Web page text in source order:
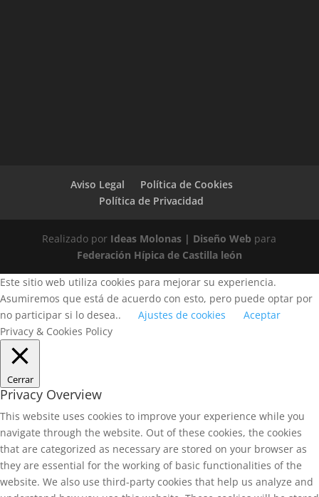
Aviso Legal
Política de Cookies
Política de Privacidad
Realizado por Ideas Molonas | Diseño Web para
Federación Hípica de Castilla león
Este sitio web utiliza cookies para mejorar su experiencia.
Asumiremos que está de acuerdo con esto, pero puede optar por
no participar si lo desea..
Ajustes de cookies
Aceptar
Privacy & Cookies Policy
Cerrar
Privacy Overview
This website uses cookies to improve your experience while you
navigate through the website. Out of these cookies, the cookies
that are categorized as necessary are stored on your browser as
they are essential for the working of basic functionalities of the
website. We also use third-party cookies that help us analyze and